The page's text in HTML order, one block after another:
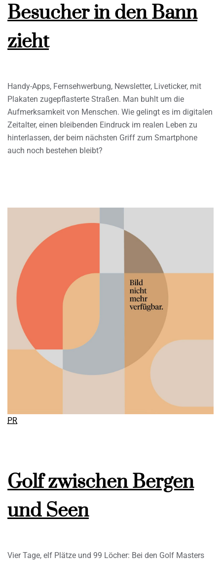
Besucher in den Bann
zieht
Handy-Apps, Fernsehwerbung, Newsletter, Liveticker, mit
Plakaten zugepflasterte Straßen. Man buhlt um die
Aufmerksamkeit von Menschen. Wie gelingt es im digitalen
Zeitalter, einen bleibenden Eindruck im realen Leben zu
hinterlassen, der beim nächsten Griff zum Smartphone
auch noch bestehen bleibt?
PR
Golf zwischen Bergen
und Seen
Vier Tage, elf Plätze und 99 Löcher: Bei den Golf Masters